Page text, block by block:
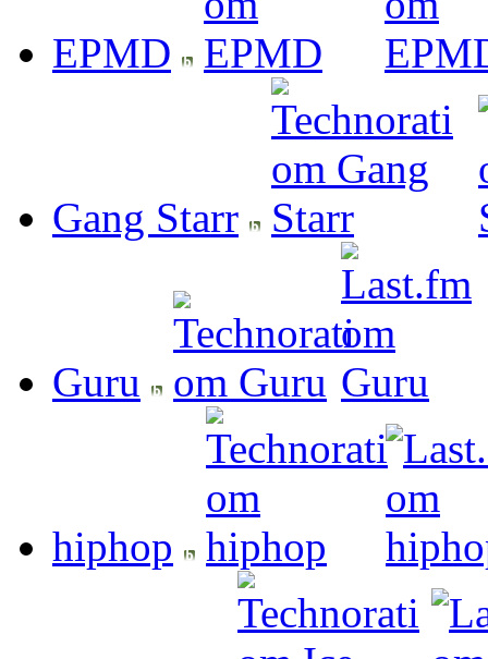
EPMD
Gang Starr
Guru
hiphop